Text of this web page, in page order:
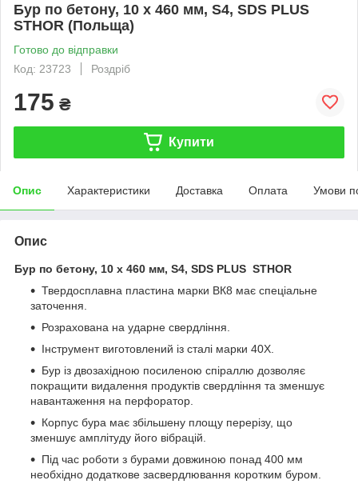
Бур по бетону, 10 x 460 мм, S4, SDS PLUS
STHOR (Польща)
Готово до відправки
Код: 23723
Роздріб
175 ₴
Купити
Опис Характеристики Доставка Оплата Умови
Опис
Бур по бетону, 10 x 460 мм, S4, SDS PLUS STHOR
Твердосплавна пластина марки ВК8 має спеціальне
заточення.
Розрахована на ударне свердління.
Інструмент виготовлений із сталі марки 40Х.
Бур із двозахідною посиленою спіраллю дозволяє
покращити видалення продуктів свердління та зменшує
навантаження на перфоратор.
Корпус бура має збільшену площу перерізу, що
зменшує амплітуду його вібрацій.
Під час роботи з бурами довжиною понад 400 мм
необхідно додаткове засвердлювання коротким буром.